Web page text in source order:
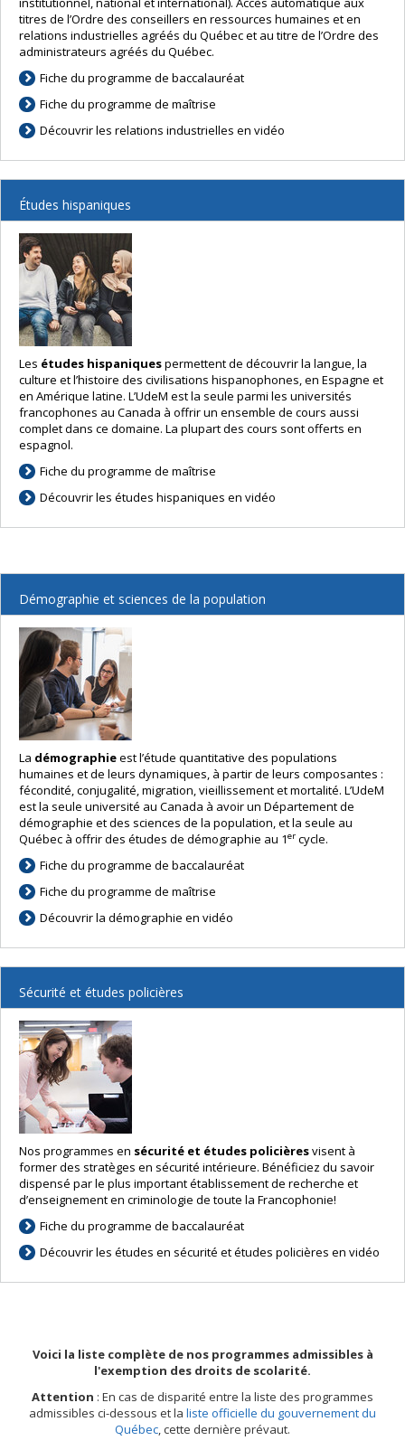
titres de l’Ordre des conseillers en ressources humaines et en
relations industrielles agréés du Québec et au titre de l’Ordre des
administrateurs agréés du Québec.
Fiche du programme de baccalauréat
Fiche du programme de maîtrise
Découvrir les relations industrielles en vidéo
Études hispaniques
Les études hispaniquespermettent de découvrir la langue, la
culture et l’histoire des civilisations hispanophones, en Espagne et
en Amérique latine. L’UdeM est la seule parmi les universités
francophones au Canada à offrir un ensemble de cours aussi
complet dans ce domaine. La plupart des cours sont offerts en
espagnol.
Fiche du programme de maîtrise
Découvrir les études hispaniques en vidéo
Démographie et sciences de la population
La démographieest l’étude quantitative des populations
humaines et de leurs dynamiques, à partir de leurs composantes :
fécondité, conjugalité, migration, vieillissement et mortalité. L’UdeM
est la seule université au Canada à avoir un Département de
démographie et des sciences de la population, et la seule au
Québec à offrir des études de démographie au 1er cycle.
Fiche du programme de baccalauréat
Fiche du programme de maîtrise
Découvrir la démographie en vidéo
Sécurité et études policières
Nos programmes en sécurité et études policièresvisent à
former des stratèges en sécurité intérieure. Bénéficiez du savoir
dispensé par le plus important établissement de recherche et
d’enseignement en criminologie de toute la Francophonie!
Fiche du programme de baccalauréat
Découvrir les études en sécurité et études policières en vidéo
Voici la liste complète de nos programmes admissibles à
l'exemption des droits de scolarité.
Attention : En cas de disparité entre la liste des programmes
admissibles ci-dessous et la liste officielle du gouvernement du
Québec, cette dernière prévaut.